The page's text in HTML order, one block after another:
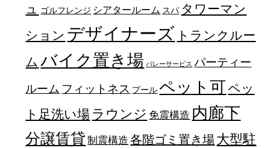
ュ
ゴルフレンジ シアタールーム スパ タワーマン
ション デザイナーズ トランクルー
ム バイク置き場 バレーサービス パーティー
ルーム フィットネス プール ペット可ペッ
ト足洗い場 ラウンジ 免震構造 内廊下
分譲賃貸 制震構造 各階ゴミ置き場大型駐